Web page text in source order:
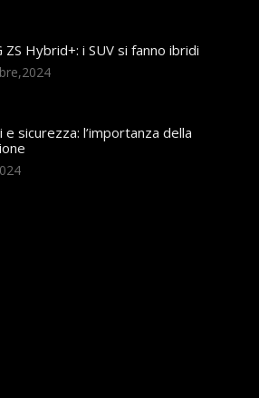
ZS Hybrid+: i SUV si fanno ibridi
e sicurezza: l’importanza della